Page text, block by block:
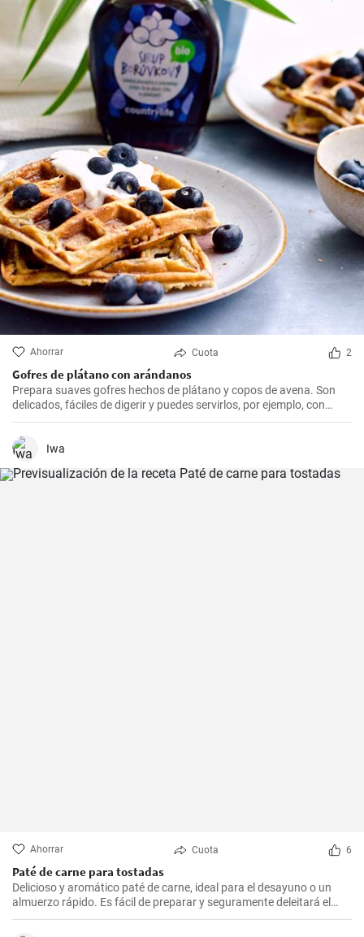
Ahorrar Cuota 2
Gofres de plátano con arándanos
Prepara suaves gofres hechos de plátano y copos de avena. Son
delicados, fáciles de digerir y puedes servirlos, por ejemplo, con
arándanos frescos y sirope de arándanos.
Iwa
Ahorrar Cuota 6
Paté de carne para tostadas
Delicioso y aromático paté de carne, ideal para el desayuno o un
almuerzo rápido. Es fácil de preparar y seguramente deleitará el
paladar de todos los amantes de la carne.